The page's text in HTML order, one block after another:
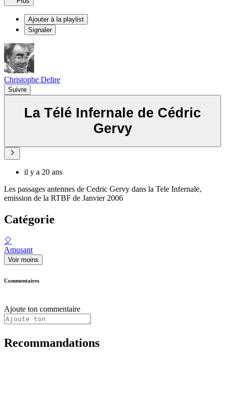
Ajouter à la playlist
Signaler
Christophe Delire
Suivre
La Télé Infernale de Cédric
Gervy
il y a 20 ans
Les passages antennes de Cedric Gervy dans la Tele Infernale,
emission de la RTBF de Janvier 2006
Catégorie
🎈
Amusant
Voir moins
Commentaires
Ajoute ton commentaire
Recommandations